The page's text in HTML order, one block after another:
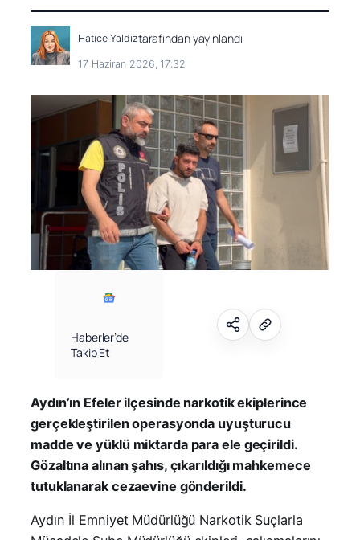
Hatice Yaldıztarafından yayınlandı
17 Haziran 2026, 17:32
Haberler’de
Takip Et
Aydın’ın Efeler ilçesinde narkotik ekiplerince
gerçekleştirilen operasyonda uyuşturucu
madde ve yüklü miktarda para ele geçirildi.
Gözaltına alınan şahıs, çıkarıldığı mahkemece
tutuklanarak cezaevine gönderildi.
Aydın İl Emniyet Müdürlüğü Narkotik Suçlarla